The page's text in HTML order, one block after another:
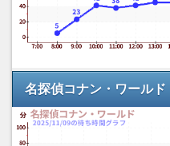
名探偵コナン・ワールド